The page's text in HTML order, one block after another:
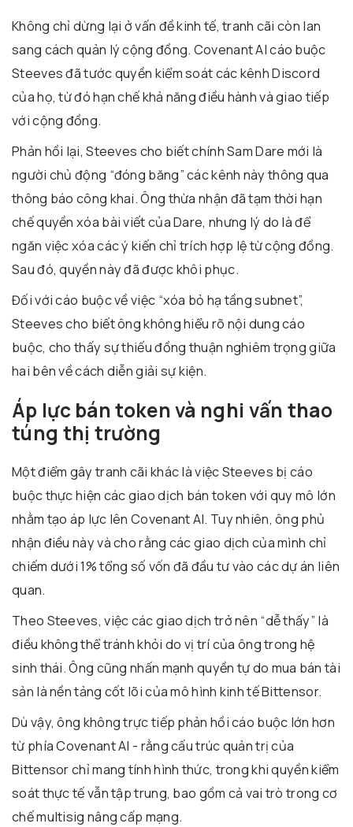
Không chỉ dừng lại ở vấn đề kinh tế, tranh cãi còn lan
sang cách quản lý cộng đồng. Covenant AI cáo buộc
Steeves đã tước quyền kiểm soát các kênh Discord
của họ, từ đó hạn chế khả năng điều hành và giao tiếp
với cộng đồng.
Phản hồi lại, Steeves cho biết chính Sam Dare mới là
người chủ động “đóng băng” các kênh này thông qua
thông báo công khai. Ông thừa nhận đã tạm thời hạn
chế quyền xóa bài viết của Dare, nhưng lý do là để
ngăn việc xóa các ý kiến chỉ trích hợp lệ từ cộng đồng.
Sau đó, quyền này đã được khôi phục.
Đối với cáo buộc về việc “xóa bỏ hạ tầng subnet”,
Steeves cho biết ông không hiểu rõ nội dung cáo
buộc, cho thấy sự thiếu đồng thuận nghiêm trọng giữa
hai bên về cách diễn giải sự kiện.
Áp lực bán token và nghi vấn thao
túng thị trường
Một điểm gây tranh cãi khác là việc Steeves bị cáo
buộc thực hiện các giao dịch bán token với quy mô lớn
nhằm tạo áp lực lên Covenant AI. Tuy nhiên, ông phủ
nhận điều này và cho rằng các giao dịch của mình chỉ
chiếm dưới 1% tổng số vốn đã đầu tư vào các dự án liên
quan.
Theo Steeves, việc các giao dịch trở nên “dễ thấy” là
điều không thể tránh khỏi do vị trí của ông trong hệ
sinh thái. Ông cũng nhấn mạnh quyền tự do mua bán tài
sản là nền tảng cốt lõi của mô hình kinh tế Bittensor.
Dù vậy, ông không trực tiếp phản hồi cáo buộc lớn hơn
từ phía Covenant AI - rằng cấu trúc quản trị của
Bittensor chỉ mang tính hình thức, trong khi quyền kiểm
soát thực tế vẫn tập trung, bao gồm cả vai trò trong cơ
chế multisig nâng cấp mạng.